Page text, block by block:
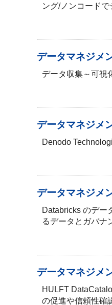
ング/ノンコード
データマネジメ
データ収集～可視
データマネジメ
Denodo
データマネジメ
Databricks のデー
るデータとガバナ
データマネジメ
HULFT
の促進や信頼性確